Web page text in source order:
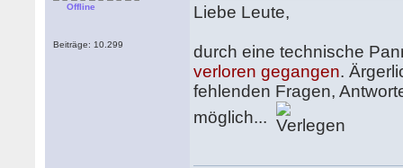
Offline
Beiträge: 10.299
Liebe Leute,
durch eine technische
verloren gegangen.
fehlenden Fragen,
möglich...